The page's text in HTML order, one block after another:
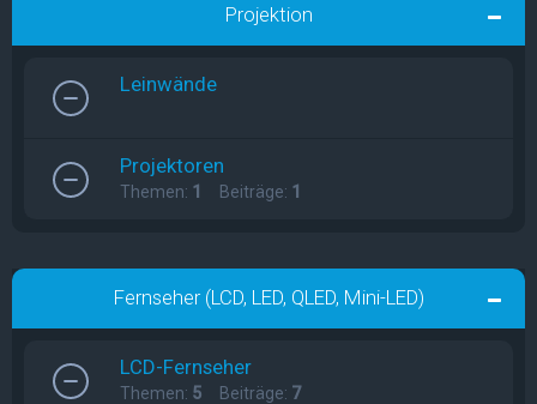
Projektion
Leinwände
Projektoren
Themen: 1 Beiträge: 1
Fernseher (LCD, LED, QLED, Mini-LED)
LCD-Fernseher
Themen: 5 Beiträge: 7